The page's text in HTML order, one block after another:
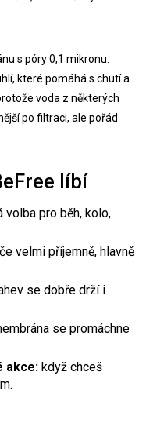
s póry 0,1 mikronu.
které pomáhá s chutí a
voda z některých
po filtraci, ale pořád
líbí
volba pro běh, kolo,
velmi příjemně, hlavně
se dobře drží i
se promáchne
akce: když chceš